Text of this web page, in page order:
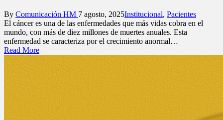
Posted
by
By Comunicación HM 7 agosto, 2025Posted
in
Institucional, Pacientes
El cáncer es una de las enfermedades que más vidas cobra en el
mundo, con más de diez millones de muertes anuales. Esta
enfermedad se caracteriza por el crecimiento anormal…
Read More